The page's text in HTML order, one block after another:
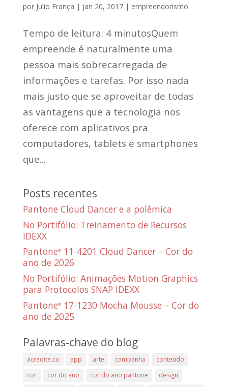
por Julio França | jan 20, 2017| empreendorismo
Tempo de leitura: 4 minutosQuem
empreende é naturalmente uma
pessoa mais sobrecarregada de
informações e tarefas. Por isso nada
mais justo que se aproveitar de todas
as vantagens que a tecnologia nos
oferece com aplicativos pra
computadores, tablets e smartphones
que...
Posts recentes
Pantone Cloud Dancer e a polêmica
No Portifólio: Treinamento de Recursos
IDEXX
Pantone®11-4201 Cloud Dancer – Cor do
ano de 2026
No Portifólio: Animações Motion Graphics
para Protocolos SNAP IDEXX
Pantone®17-1230 Mocha Mousse – Cor do
ano de 2025
Palavras-chave do blog
acredite.co app arte campanha
conteúdo
cor
cor do ano cor do ano pantone
design